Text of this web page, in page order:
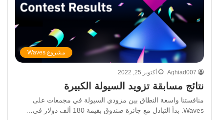
مشروع Waves
Aghiad007 أكتوبر 25, 2022
نتائج مسابقة تزويد السيولة الكبيرة
منافستنا واسعة النطاق بين مزودي السيولة في مجمعات على
Waves. بدأ التبادل مع جائزة صندوق بقيمة 180 ألف دولار في…